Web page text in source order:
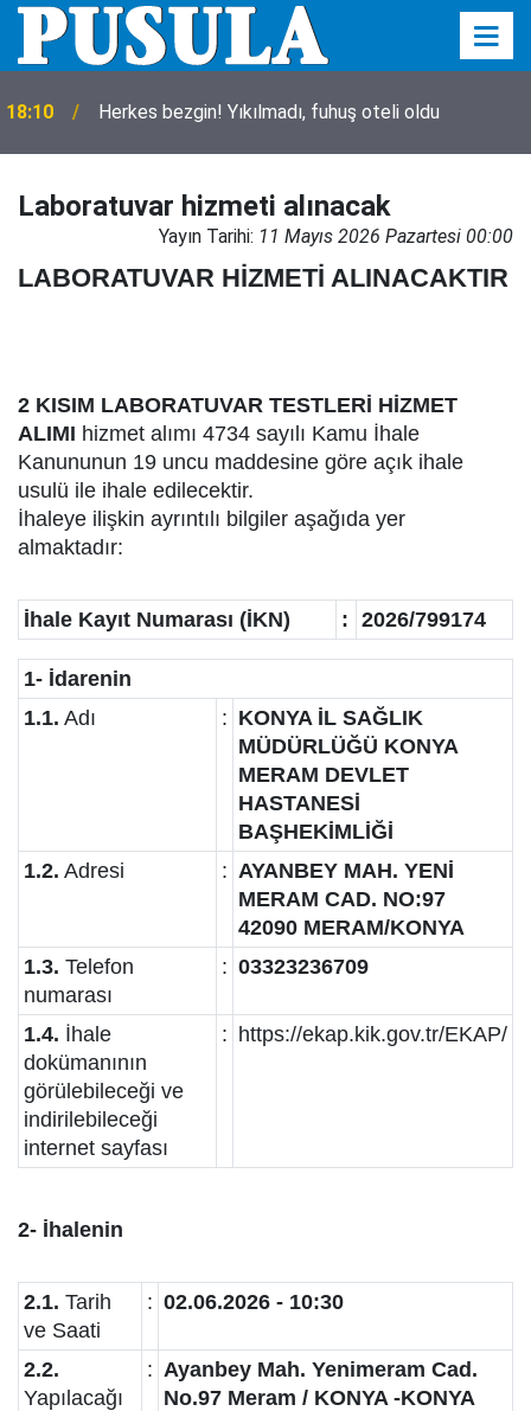
18:10 Herkes bezgin! Yıkılmadı, fuhuş oteli oldu
17:52
Tarım ekipleri Beyşehir'de sahaya indi: Kovanlar tek
tek sayıldı
Laboratuvar hizmeti alınacak
Yayın Tarihi: 11 Mayıs 2026 Pazartesi 00:00
LABORATUVAR HİZMETİ ALINACAKTIR
2 KISIM LABORATUVAR TESTLERİ HİZMET
ALIMI hizmet alımı 4734 sayılı Kamu İhale
Kanununun 19 uncu maddesine göre açık ihale
usulü ile ihale edilecektir.
İhaleye ilişkin ayrıntılı bilgiler aşağıda yer
almaktadır:
İhale Kayıt Numarası (İKN) : 2026/799174
1- İdarenin
1.1. Adı : KONYA İL SAĞLIK
MÜDÜRLÜĞÜ KONYA
MERAM DEVLET
HASTANESİ
BAŞHEKİMLİĞİ
1.2. Adresi : AYANBEY MAH. YENİ
MERAM CAD. NO:97
42090 MERAM/KONYA
1.3. Telefon
numarası
: 03323236709
1.4. İhale
dokümanının
görülebileceği ve
indirilebileceği
internet sayfası
: https://ekap.kik.gov.tr/EKAP/
2- İhalenin
2.1. Tarih
ve Saati
: 02.06.2026 - 10:30
2.2.
Yapılacağı
: Ayanbey Mah. Yenimeram Cad.
No.97 Meram / KONYA -KONYA